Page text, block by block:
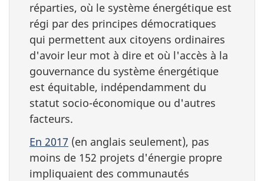
réparties, où le système énergétique est
régi par des principes démocratiques
qui permettent aux citoyens ordinaires
d'avoir leur mot à dire et où l'accès à la
gouvernance du système énergétique
est équitable, indépendamment du
statut socio-économique ou d'autres
facteurs.
En 2017 (en anglais seulement), pas
moins de 152 projets d'énergie propre
impliquaient des communautés